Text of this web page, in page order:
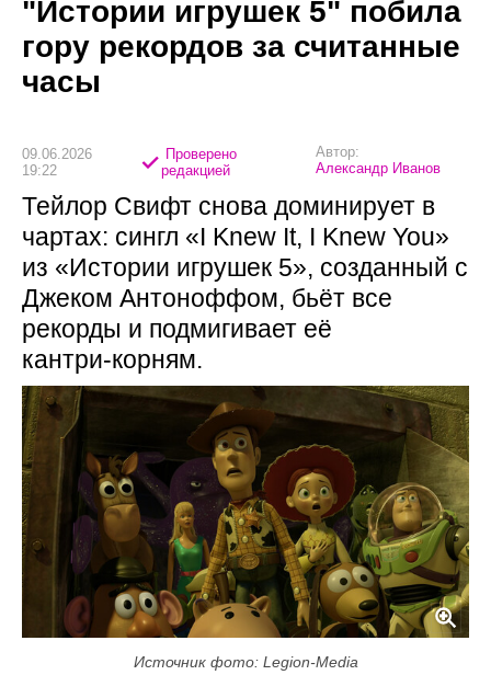
"Истории игрушек 5" побила
гору рекордов за считанные
часы
09.06.2026
19:22
Проверено
редакцией
Автор:
Александр Иванов
Тейлор Свифт снова доминирует в
чартах: сингл «I Knew It, I Knew You»
из «Истории игрушек 5», созданный с
Джеком Антоноффом, бьёт все
рекорды и подмигивает её
кантри‑корням.
Источник фото: Legion-Media